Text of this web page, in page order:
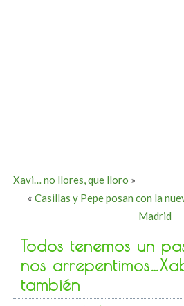
Xavi… no llores, que lloro »
« Casillas y Pepe posan con la
Madrid
Todos tenemos un
nos
también